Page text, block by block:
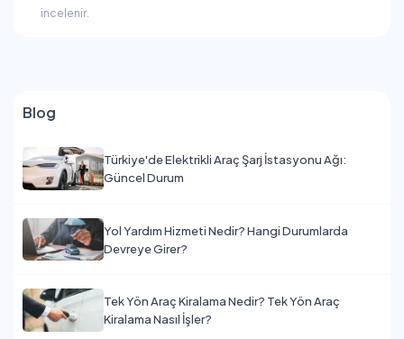
incelenir.
Blog
Türkiye'de Elektrikli Araç Şarj İstasyonu Ağı:
Güncel Durum
Yol Yardım Hizmeti Nedir? Hangi Durumlarda
Devreye Girer?
Tek Yön Araç Kiralama Nedir? Tek Yön Araç
Kiralama Nasıl İşler?